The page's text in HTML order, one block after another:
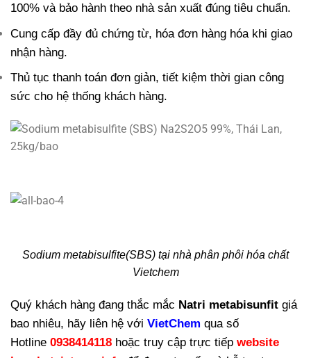
100% và bảo hành theo nhà sản xuất đúng tiêu chuẩn.
Cung cấp đầy đủ chứng từ, hóa đơn hàng hóa khi giao
nhận hàng.
Thủ tục thanh toán đơn giản, tiết kiệm thời gian công
sức cho hệ thống khách hàng.
Sodium metabisulfite(SBS) tại nhà phân phôi hóa chất
Vietchem
Quý khách hàng đang thắc mắc Natri metabisunfit giá
bao nhiêu, hãy liên hệ với VietChem qua số
Hotline 0938414118 hoặc truy cập trực tiếp website